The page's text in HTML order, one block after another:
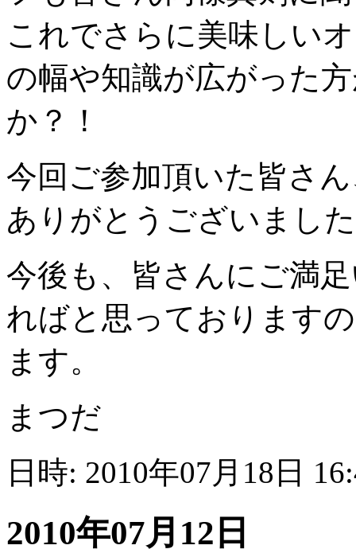
これでさらに美味しい
の幅や知識が広がった
か？！
今回ご参加頂いた皆さ
ありがとうございまし
今後も、皆さんにご満
ればと思っております
ます。
まつだ
日時: 2010年07月18日
2010年07月12日